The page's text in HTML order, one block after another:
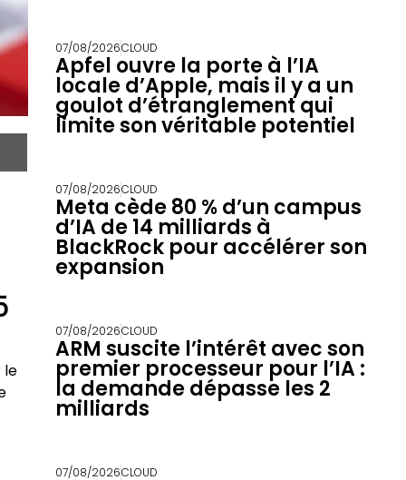
le
07/08/2026CLOUD
Apfel ouvre la porte à l’IA
locale d’Apple, mais il y a un
goulot d’étranglement qui
limite son véritable potentiel
07/08/2026CLOUD
Meta cède 80 % d’un campus
d’IA de 14 milliards à
BlackRock pour accélérer son
expansion
07/08/2026CLOUD
ARM suscite l’intérêt avec son
premier processeur pour l’IA :
la demande dépasse les 2
milliards
07/08/2026CLOUD